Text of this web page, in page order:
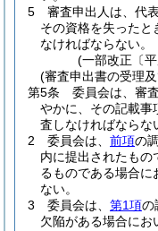
5
審査申出人は、代
その資格を失ったと
なければならない。
(一部改正〔
(審査申出書の受理
第5条
委員会は、審
やかに、その記載事
査しなければならな
2
委員会は、 前項の
内に提出されたもの
るものである場合に
ない。
3
委員会は、 第1項の
欠陥がある場合にお